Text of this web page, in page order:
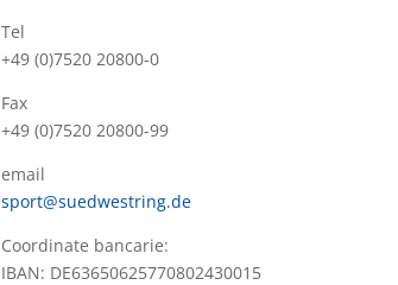
Tel
+49 (0)7520 20800-0
Fax
+49 (0)7520 20800-99
email
sport@suedwestring.de
Coordinate bancarie:
IBAN: DE63650625770802430015